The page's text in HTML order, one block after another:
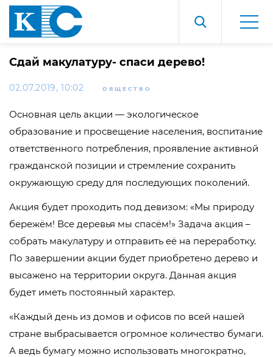
Сдай макулатуру- спаси дерево!
02.07.2019, 10:02 ОБЩЕСТВО
Основная цель акции — экологическое
образование и просвещение населения, воспитание
ответственного потребления, проявление активной
гражданской позиции и стремление сохранить
окружающую среду для последующих поколений.
Акция будет проходить под девизом: «Мы природу
бережём! Все деревья мы спасём!» Задача акция –
собрать макулатуру и отправить её на переработку.
По завершении акции будет приобретено дерево и
высажено на территории округа. Данная акция
будет иметь постоянный характер.
«Каждый день из домов и офисов по всей нашей
стране выбрасывается огромное количество бумаги.
А ведь бумагу можно использовать многократно,